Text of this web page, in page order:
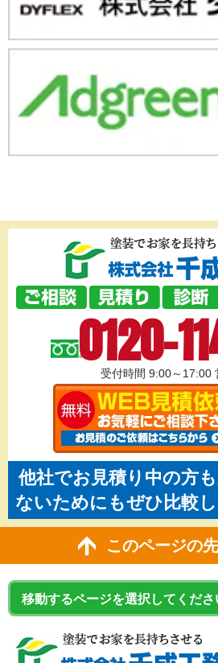
0120-
受付時間 9:00～17:00
他社でお見積り中の方
ないためにもぜひ比較
このページの